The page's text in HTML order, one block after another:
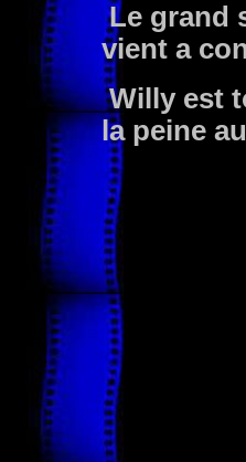
Le grand
vient a
Willy est
la peine